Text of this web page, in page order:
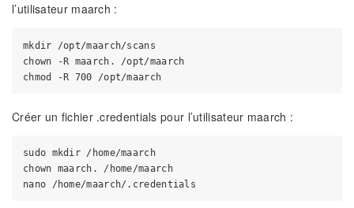
l’utilisateur maarch :
mkdir /opt/maarch/scans
chown -R maarch. /opt/maarch
Créer un fichier .credentials pour l’utilisateur maarch :
sudo mkdir /home/maarch
chown maarch. /home/maarch